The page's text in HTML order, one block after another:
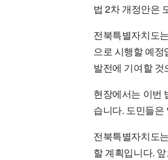
법 2차 개정안은
전북특별자치도
으로 시행할 예
발전에 기여할 것
현장에서는 이번
습니다. 도민들
전북특별자치도
할 계획입니다.